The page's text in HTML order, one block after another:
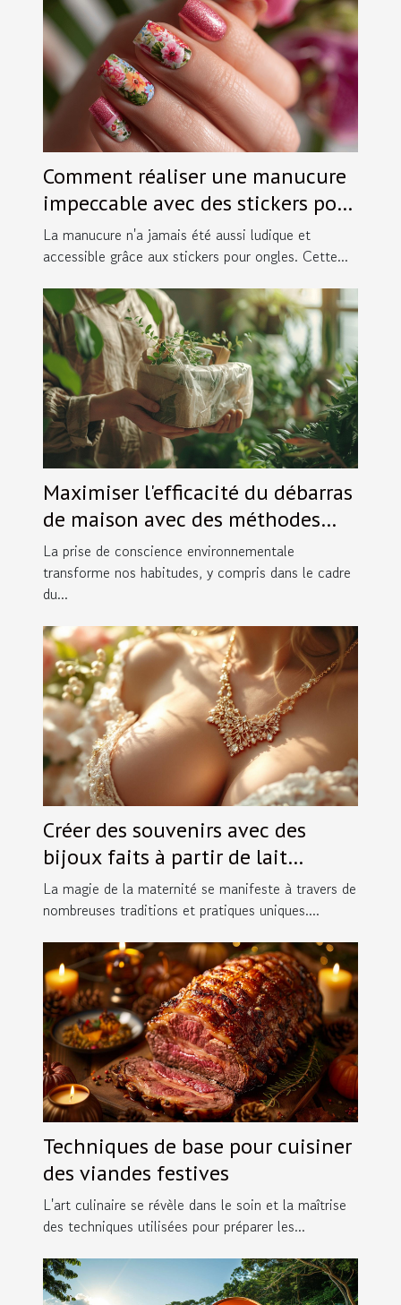
Comment réaliser une manucure
impeccable avec des stickers pour
ongles
La manucure n'a jamais été aussi ludique et
accessible grâce aux stickers pour ongles. Cette...
Maximiser l'efficacité du débarras
de maison avec des méthodes
écologiques
La prise de conscience environnementale
transforme nos habitudes, y compris dans le cadre
du...
Créer des souvenirs avec des
bijoux faits à partir de lait
maternel
La magie de la maternité se manifeste à travers de
nombreuses traditions et pratiques uniques....
Techniques de base pour cuisiner
des viandes festives
L'art culinaire se révèle dans le soin et la maîtrise
des techniques utilisées pour préparer les...